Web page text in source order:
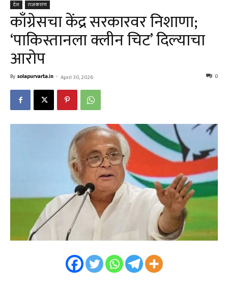
देश राजकारण
काँग्रेसचा केंद्र सरकारवर निशाणा;
‘पाकिस्तानला क्लीन चिट’ दिल्याचा
आरोप
By solapurvarta.in - April 30, 2026 0